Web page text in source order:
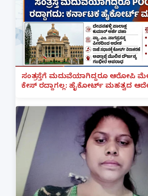
ಸಂತ್ರಸ್ತೆಗೆ ಮದುವೆಯಾಗಿದ್ದರೂ ಆರೋಪಿ
ಕೇಸ್ ರದ್ದಾಗಲ್ಲ: ಹೈಕೋರ್ಟ್ ಮಹತ್ವದ